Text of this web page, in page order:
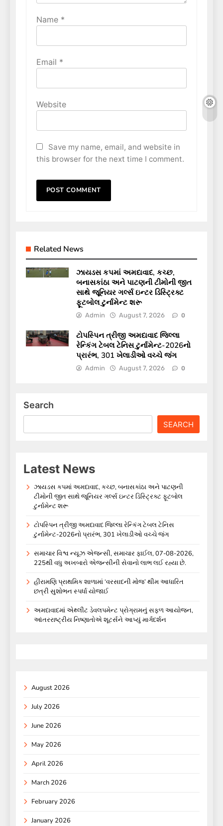
Name *
Email *
Website
Save my name, email, and website in
this browser for the next time I comment.
Related News
ઝાયડસ કપમાં અમદાવાદ, કચ્છ,
બનાસકાંઠા અને પાટણની ટીમોની જીત
સાથે જૂનિયર ગર્લ્સ ઇન્ટર ડિસ્ટ્રિક્ટ
ફૂટબોલ ટુર્નામેન્ટ શરૂ
Admin August 7, 2026 0
ટોપસ્પિન ત્રીજી અમદાવાદ જિલ્લા
રેન્કિંગ ટેબલ ટેનિસ ટુર્નામેન્ટ-2026નો
પ્રારંભ, 301 ખેલાડીઓ વચ્ચે જંગ
Admin August 7, 2026 0
Search
SEARCH
Latest News
ઝાયડસ કપમાં અમદાવાદ, કચ્છ, બનાસકાંઠા અને પાટણની
ટીમોની જીત સાથે જૂનિયર ગર્લ્સ ઇન્ટર ડિસ્ટ્રિક્ટ ફૂટબોલ
ટુર્નામેન્ટ શરૂ
ટોપસ્પિન ત્રીજી અમદાવાદ જિલ્લા રેન્કિંગ ટેબલ ટેનિસ
ટુર્નામેન્ટ-2026નો પ્રારંભ, 301 ખેલાડીઓ વચ્ચે જંગ
સમાચાર વિશ્વ ન્યૂઝ એજન્સી, સમાચાર ફાઈલ, 07-08-2026,
225થી વધુ અખબારો એજન્સીની સેવાનો લાભ લઈ રહ્યા છે.
હીરામણિ પ્રાથમિક શાળામાં ‘વરસાદની મોજ’ થીમ આધારિત
છત્રી સુશોભન સ્પર્ધા યોજાઈ
અમદાવાદમાં એથ્લીટ ડેવલપમેન્ટ પ્રોગ્રામનું સફળ આયોજન,
આંતરરાષ્ટ્રીય નિષ્ણાતોએ શૂટર્સને આપ્યું માર્ગદર્શન
August 2026
July 2026
June 2026
May 2026
April 2026
March 2026
February 2026
January 2026